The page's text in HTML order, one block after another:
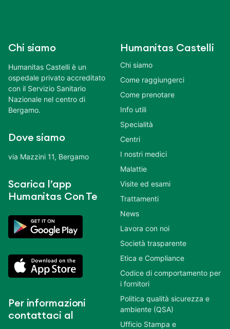
Chi siamo
Humanitas Castelli è un
ospedale privato accreditato
con il Servizio Sanitario
Nazionale nel centro di
Bergamo.
Dove siamo
via Mazzini 11, Bergamo
Scarica l’app
Humanitas Con Te
Per informazioni
contattaci al
Humanitas Castelli
Chi siamo
Come raggiungerci
Come prenotare
Info utili
Specialità
Centri
I nostri medici
Malattie
Visite ed esami
Trattamenti
News
Lavora con noi
Società trasparente
Etica e Compliance
Codice di comportamento per
i fornitori
Politica qualità sicurezza e
ambiente (QSA)
Ufficio Stampa e